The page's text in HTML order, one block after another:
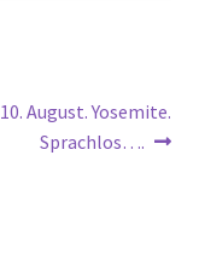
Next
post:
10. August. Yosemite.
Sprachlos….